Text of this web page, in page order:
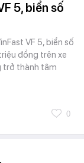
5, biển số
VF 5, biển số
đồng trên xe
trở thành tâm
0